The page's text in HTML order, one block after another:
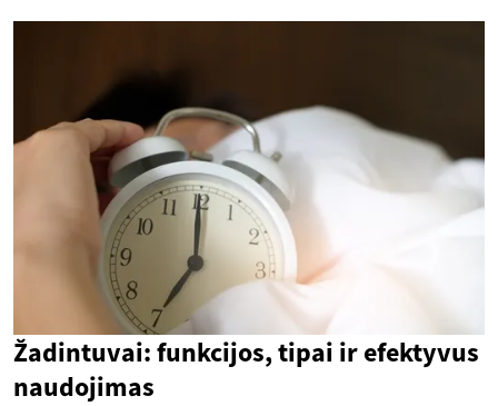
Žadintuvai: funkcijos, tipai ir efektyvus
naudojimas